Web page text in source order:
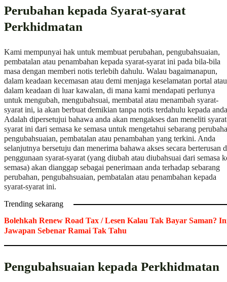
Perubahan kepada Syarat-syarat
Perkhidmatan
Kami mempunyai hak untuk membuat perubahan, pengubahsuaian,
pembatalan atau penambahan kepada syarat-syarat ini pada bila-bila
masa dengan memberi notis terlebih dahulu. Walau bagaimanapun,
dalam keadaan kecemasan atau demi menjaga keselamatan portal atau
dalam keadaan di luar kawalan, di mana kami mendapati perlunya
untuk mengubah, mengubahsuai, membatal atau menambah syarat-
syarat ini, ia akan berbuat demikian tanpa notis terdahulu kepada
Adalah dipersetujui bahawa anda akan mengakses dan meneliti
syarat ini dari semasa ke semasa untuk mengetahui sebarang
pengubahsuaian, pembatalan atau penambahan yang terkini. Anda
selanjutnya bersetuju dan menerima bahawa akses secara berterusan
penggunaan syarat-syarat (yang diubah atau diubahsuai dari semasa
semasa) akan dianggap sebagai penerimaan anda terhadap sebarang
perubahan, pengubahsuaian, pembatalan atau penambahan kepada
syarat-syarat ini.
Trending sekarang
Bolehkah Renew Road Tax / Lesen Kalau Tak Bayar Saman?
Jawapan Sebenar Ramai Tak Tahu
Pengubahsuaian kepada Perkhidmatan